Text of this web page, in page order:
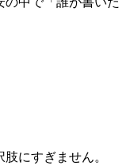
にすぎません。